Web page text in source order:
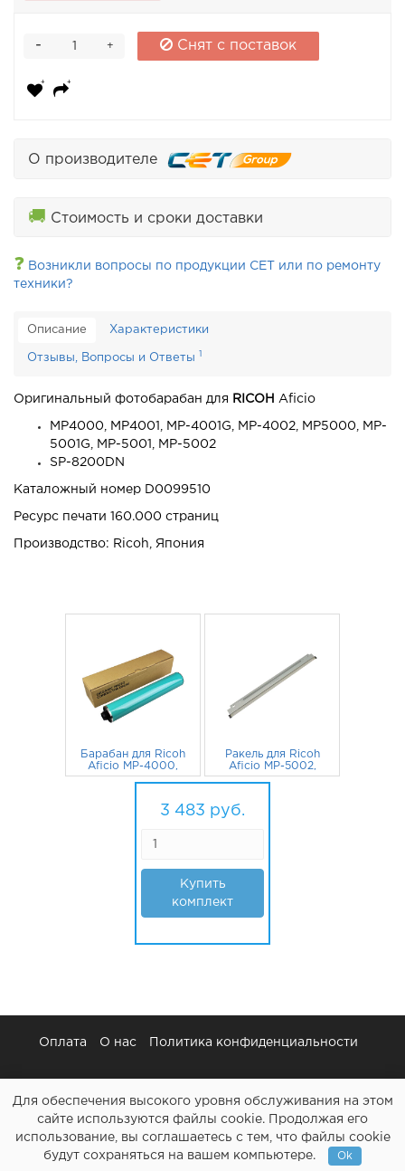
+
- Снят с поставок
О производителе
🚚 Стоимость и сроки доставки
❓ Возникли вопросы по продукции CET или по ремонту
техники?
Описание Характеристики
Отзывы, Вопросы и Ответы
Оригинальный фотобарабан для RICOH Aficio
MP4000, MP4001, MP-4001G, MP-4002, MP5000, MP-
5001G, MP-5001, MP-5002
SP-8200DN
Каталожный номер D0099510
Ресурс печати 160.000 страниц
Производство: Ricoh, Япония
Барабан для Ricoh
Aficio MP-4000,
MP-4001, MP-
D0099510 (o)
Ракель для Ricoh
Aficio MP-5002,
3035, MP-4000,
3 483 руб.
Купить
комплект
Оплата О нас Политика конфиденциальности
Картриджи и все для ремонта принтеров - Расходочка.рф
2013-2026 (c)
Для обеспечения высокого уровня обслуживания на этом
сайте используются файлы cookie. Продолжая его
использование, вы соглашаетесь с тем, что файлы cookie
будут сохраняться на вашем компьютере.
Ok